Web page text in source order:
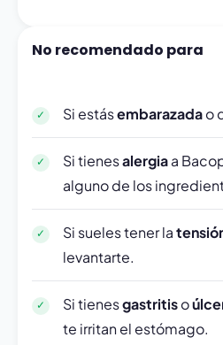
No recomendado para
Si estásembarazadao
Si tienesalergiaa
alguno de los
Si sueles tener la
levantarte.
Si tienesgastritiso
te irritan el estómago.